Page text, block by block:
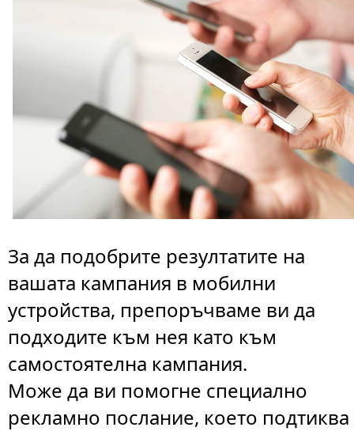
За да подобрите резултатите на
вашата кампания в мобилни
устройства, препоръчваме ви да
подходите към нея като към
самостоятелна кампания.
Може да ви помогне специално
рекламно послание, което подтиква